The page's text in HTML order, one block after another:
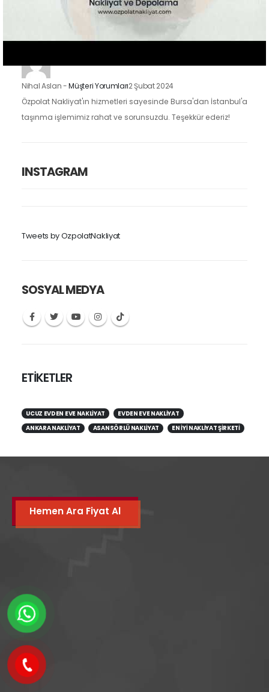
taşınma işlemimizi oldukça kolaylaştırdı. Eşyalarımızı dikkatle
Nihal Aslan-Müşteri Yorumları2 Şubat 2024
Özpolat Nakliyat'ın hizmetleri sayesinde Bursa'dan İstanbul'a
taşınma işlemimiz rahat ve sorunsuzdu. Teşekkür ederiz!
INSTAGRAM
Tweets by OzpolatNakliyat
SOSYAL MEDYA
ETİKETLER
UCUZ EVDEN EVE NAKLIYAT
EVDEN EVE NAKLIYAT
ANKARA NAKLIYAT
ASANSÖRLÜ NAKLIYAT EN IYI NAKLIYAT ŞIRKETI
Hemen Ara Fiyat Al